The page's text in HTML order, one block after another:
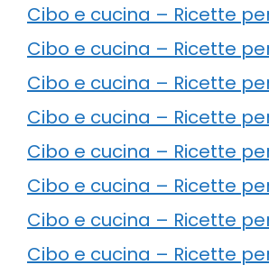
Cibo e cucina – Ricette
Cibo e cucina – Ricette
Cibo e cucina – Ricette
Cibo e cucina – Ricette
Cibo e cucina – Ricette
Cibo e cucina – Ricette
Cibo e cucina – Ricette
Cibo e cucina – Ricette